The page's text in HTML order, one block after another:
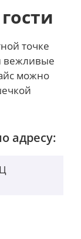
Apple, что
данные и
iCloud
в любом
macOS
звук
Atmos
а камера
точке
вежливые
можно
адресу: